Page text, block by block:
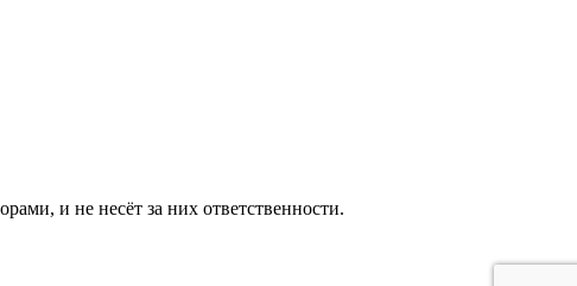
и не несёт за них ответственности.